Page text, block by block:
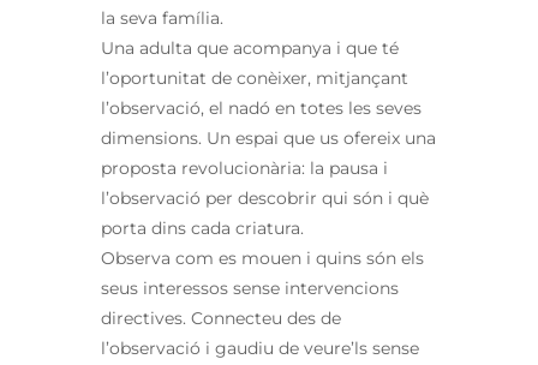
la seva família.
Una adulta que acompanya i que té
l’oportunitat de conèixer, mitjançant
l’observació, el nadó en totes les seves
dimensions. Un espai que us ofereix una
proposta revolucionària: la pausa i
l’observació per descobrir qui són i què
porta dins cada criatura.
Observa com es mouen i quins són els
seus interessos sense intervencions
directives. Connecteu des de
l’observació i gaudiu de veure’ls sense